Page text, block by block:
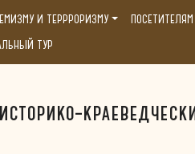
И ТЕРРРОРИЗМУ ПОСЕТИТЕЛЯМ
ТУР